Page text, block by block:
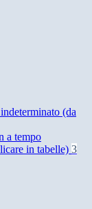
(da
a tempo
in tabelle) 3